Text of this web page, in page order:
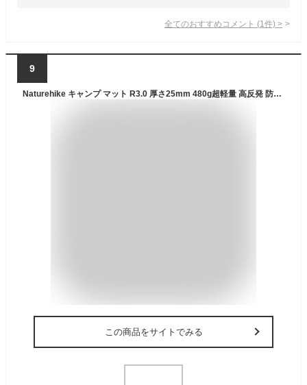
全てのおすすめコメント (1 件) >
9
Naturehike キャンプ マット R3.0 厚さ25mm 480g超軽量 高反発 防潮防湿 シングル ソロキャンプ 登山 折り畳み 厚手 アウトドア コンパクト 持ち運び便利 耐久性 レジャーシート 通気 収納袋付き/IXPE素材 車中泊 寝袋マット ピクニック用 スリーピングマット バイク 自転車ツーリング 防災 災害 (グリーン)
この商品をサイトでみる